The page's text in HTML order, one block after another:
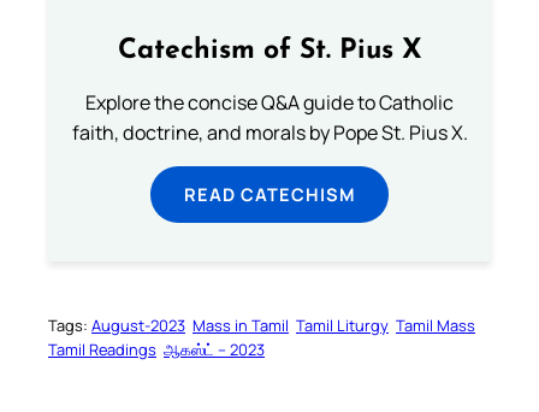
Catechism of St. Pius X
Explore the concise Q&A guide to Catholic
faith, doctrine, and morals by Pope St. Pius X.
READ CATECHISM
Tags: August-2023 Mass in Tamil Tamil Liturgy Tamil Mass
Tamil Readings ஆகஸ்ட் – 2023